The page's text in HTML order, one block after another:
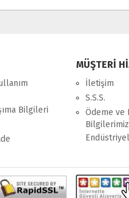
Bilgileri
MÜŞTERİ
İletişim
S.S.S.
Ödeme ve
Bilgilerimiz